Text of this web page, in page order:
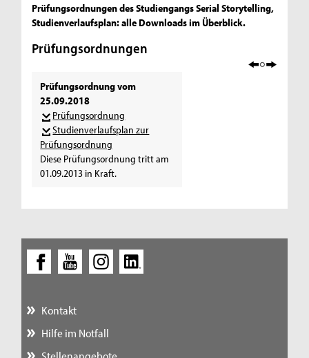
Prüfungsordnungen des Studiengangs Serial Storytelling,
Studienverlaufsplan: alle Downloads im Überblick.
Prüfungsordnungen
Prüfungsordnung vom
25.09.2018
Prüfungsordnung
Studienverlaufsplan zur
Prüfungsordnung
Diese Prüfungsordnung tritt am
01.09.2013 in Kraft.
Kontakt
Hilfe im Notfall